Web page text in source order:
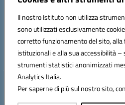
Il nostro Istituto non utilizza
sono utilizzati esclusivamente
corretto funzionamento del sito, alla
istituzionali e alla sua accessibilità
strumenti statistici anonimizzati
Analytics Italia.
Per saperne di più sul nostro sito,
VIA KENNEDY, 1 91011 ALCAMO (TP)
Mail: TPIC81000X@istruzione.it PEC:
Codice meccanografico: TPIC81000X
Codice fiscale: 80003900810
Codice Univoco Ufficio: UFHNHB
Hosting & Powered
Concept & Design